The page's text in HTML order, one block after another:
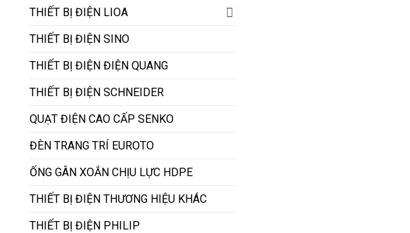
THIẾT BỊ ĐIỆN LIOA
THIẾT BỊ ĐIỆN SINO
THIẾT BỊ ĐIỆN ĐIỆN QUANG
THIẾT BỊ ĐIỆN SCHNEIDER
QUẠT ĐIỆN CAO CẤP SENKO
ĐÈN TRANG TRÍ EUROTO
ỐNG GÂN XOẮN CHỊU LỰC HDPE
THIẾT BỊ ĐIỆN THƯƠNG HIỆU KHÁC
THIẾT BỊ ĐIỆN PHILIP